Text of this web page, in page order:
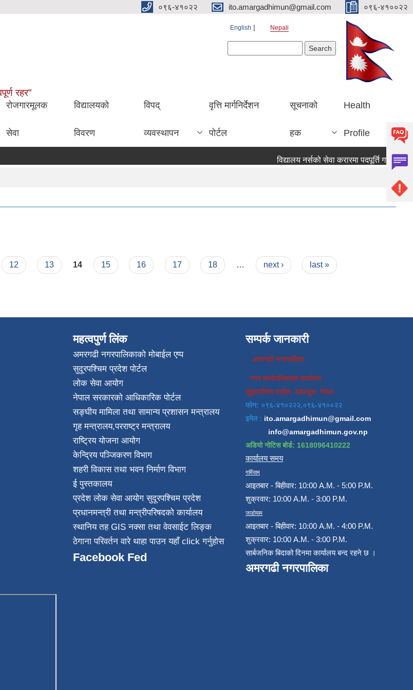
०९६-४१०२२ ito.amargadhimun@gmail.com ०९६-४१००२२
रहर"
English Nepali
रोजगारमूलक
सेवा
विद्यालयको
विवरण
विपद्
व्यवस्थापन
वृत्ति मार्गनिर्देशन
पोर्टल
सूचनाको
हक
Health
Profile
विद्यालय नर्सको सेवा करारमा पदपूर्ति गर्ने
12 13 14 15 16 17 18 … next › last »
महत्वपुर्ण लिंक
अमरगढी नगरपालिकाको मोबाईल एप्प
सुदूरपश्चिम प्रदेश पोर्टल
लोक सेवा आयोग
नेपाल सरकारको आधिकारिक पोर्टल
सङ्घीय मामिला तथा सामान्य प्रशासन मन्त्रालय
गृह मन्त्रालय,परराष्ट्र मन्त्रालय
राष्ट्रिय योजना आयोग
केन्द्रिय पञ्जिकरण विभाग
शहरी विकास तथा भवन निर्माण विभाग
ई पुस्तकालय
प्रदेश लोक सेवा आयोग सुदूरपश्चिम प्रदेश
प्रधानमन्त्री तथा मन्त्रीपरिषदको कार्यालय
स्थानिय तह GIS नक्सा तथा वेवसाईट लिङ्क
ठेगाना परिवर्तन वारे थाहा पाउन यहाँ click गर्नुहोस
Facebook Fed
सम्पर्क जानकारी
अमरगढी नगरपालिका
नगर कार्यपालिकाको कार्यालय
सुदुरपश्चिम प्रदेश, डडेल्धुरा, नेपाल
फोन: ०९६-४१०२२२,०९६-४१००२२
इमेल : ito.amargadhimun@gmail.com
info@amargadhimun.gov.np
अडियो नोटिस बोर्ड: 1618096410222
कार्यालय समय
गर्मियाम
आइतबार - बिहीवार: 10:00 A.M. - 5:00 P.M.
शुक्रवार: 10:00 A.M. - 3:00 P.M.
जाडोयाम
आइतबार - बिहीवार: 10:00 A.M. - 4:00 P.M.
शुक्रवार: 10:00 A.M. - 3:00 P.M.
सार्बजनिक बिदाको दिनमा कार्यालय बन्द रहने छ ।
अमरगढी नगरपालिका